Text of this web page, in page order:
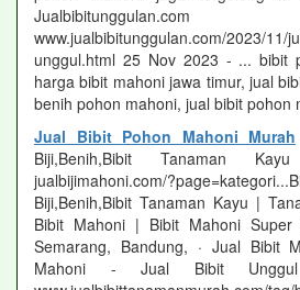
Jualbibitunggulan.com
www.jualbibitunggulan.com/2023/11/
unggul.html 25 Nov 2023 - ... bibit
harga bibit mahoni jawa timur, jual
benih pohon mahoni, jual bibit pohon
Jual Bibit Pohon Mahoni Murah
Biji,Benih,Bibit Tanaman
jualbijimahoni.com/
Biji,Benih,Bibit Tanaman Kayu |
Bibit Mahoni | Bibit Mahoni
Semarang, Bandung, · Jual Bibit
Mahoni - Jual Bibit Unggul